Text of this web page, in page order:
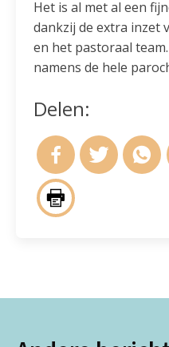
Het is al met al een
dankzij de extra inzet
en het pastoraal
namens de hele
Delen: